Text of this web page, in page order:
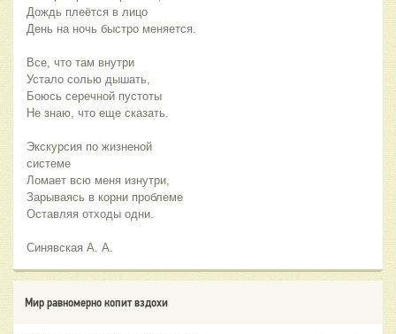
Дождь плеётся в лицо
День на ночь быстро меняется.
Все, что там внутри
Устало солью дышать,
Боюсь серечной пустоты
Не знаю, что еще сказать.
Экскурсия по жизненой
системе
Ломает всю меня изнутри,
Зарываясь в корни проблеме
Оставляя отходы одни.
Синявская А. А.
Мир равномерно копит вздохи